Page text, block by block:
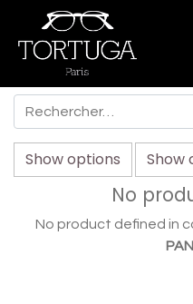
Show options Show
No
No product defined in